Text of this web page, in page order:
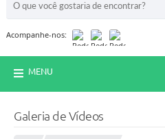
Acompanhe-nos:
MENU
Galeria de Vídeos